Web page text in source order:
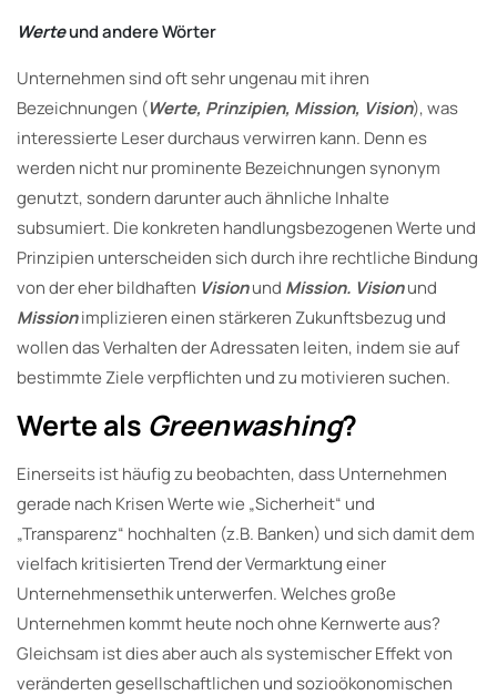
Werteund andere Wörter
Unternehmen sind oft sehr ungenau mit ihren
Bezeichnungen (Werte, Prinzipien, Mission, Vision), was
interessierte Leser durchaus verwirren kann. Denn es
werden nicht nur prominente Bezeichnungen synonym
genutzt, sondern darunter auch ähnliche Inhalte
subsumiert. Die konkreten handlungsbezogenen Werte und
Prinzipien unterscheiden sich durch ihre rechtliche Bindung
von der eher bildhaften Visionund Mission. Visionund
Missionimplizieren einen stärkeren Zukunftsbezug und
wollen das Verhalten der Adressaten leiten, indem sie auf
bestimmte Ziele verpflichten und zu motivieren suchen.
Werte als Greenwashing?
Einerseits ist häufig zu beobachten, dass Unternehmen
gerade nach Krisen Werte wie „Sicherheit“ und
„Transparenz“ hochhalten (z.B. Banken) und sich damit dem
vielfach kritisierten Trend der Vermarktung einer
Unternehmensethik unterwerfen. Welches große
Unternehmen kommt heute noch ohne Kernwerte aus?
Gleichsam ist dies aber auch als systemischer Effekt von
veränderten gesellschaftlichen und sozioökonomischen